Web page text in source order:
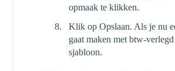
opmaak te klikken.
Klik op Opslaan. Als je nu
gaat maken met btw-
sjabloon.